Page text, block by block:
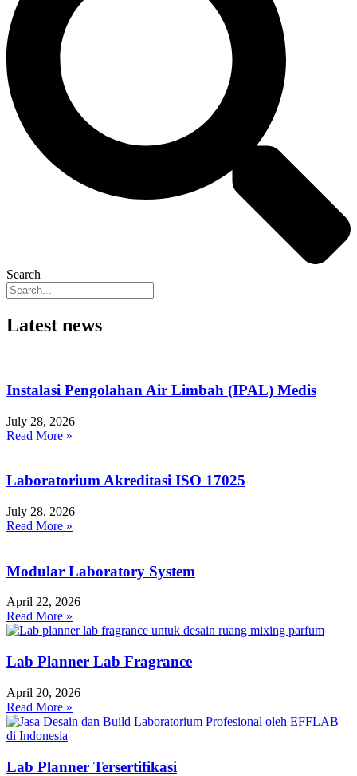
Search
Latest news
Instalasi Pengolahan Air Limbah (IPAL) Medis
July 28, 2026
Read More »
Laboratorium Akreditasi ISO 17025
July 28, 2026
Read More »
Modular Laboratory System
April 22, 2026
Read More »
Lab Planner Lab Fragrance
April 20, 2026
Read More »
Lab Planner Tersertifikasi